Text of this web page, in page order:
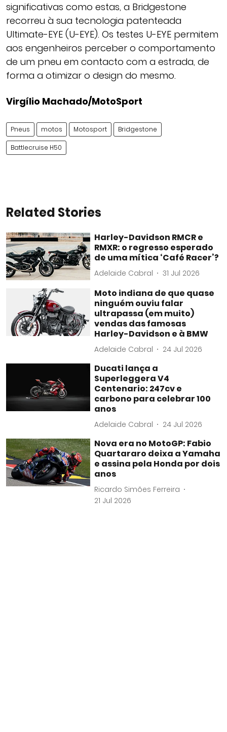
significativas como estas, a Bridgestone
recorreu à sua tecnologia patenteada
Ultimate-EYE (U-EYE). Os testes U-EYE permitem
aos engenheiros perceber o comportamento
de um pneu em contacto com a estrada, de
forma a otimizar o design do mesmo.
Virgílio Machado/MotoSport
Pneus motos Motosport Bridgestone
Battlecruise H50
Related Stories
Harley-Davidson RMCR e
RMXR: o regresso esperado
de uma mítica ‘Café Racer’?
Adelaide Cabral 31 Jul 2026
Moto indiana de que quase
ninguém ouviu falar
ultrapassa (em muito)
vendas das famosas
Harley-Davidson e à BMW
Adelaide Cabral 24 Jul 2026
Ducati lança a
Superleggera V4
Centenario: 247cv e
carbono para celebrar 100
anos
Adelaide Cabral 24 Jul 2026
Nova era no MotoGP: Fabio
Quartararo deixa a Yamaha
e assina pela Honda por dois
anos
Ricardo Simões Ferreira
21 Jul 2026